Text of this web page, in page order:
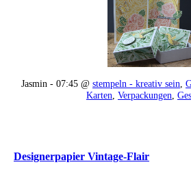
Jasmin - 07:45 @ stempeln - kreativ sein,
Karten, Verpackungen,
Designerpapier Vintage-Flair